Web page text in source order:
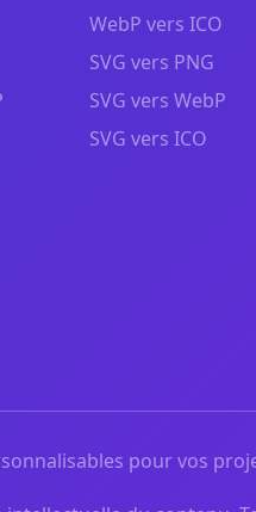
WebP vers ICO
SVG vers PNG
SVG vers WebP
SVG vers ICO
pour vos